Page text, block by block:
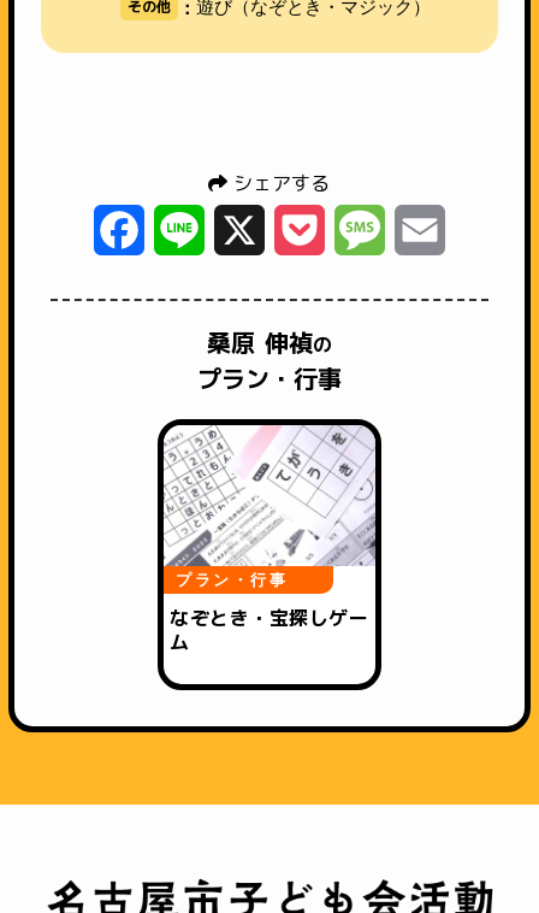
その他 ： 遊び（なぞとき・マジック）
シェアする
Facebook
Line Pocket Message
桑原 伸禎の
プラン・行事
プラン・行事
なぞとき・宝探しゲー
ム